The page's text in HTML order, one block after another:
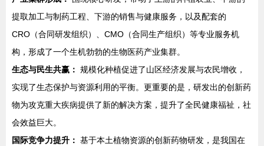
提取加工与制药工程、下游的销售与健康服务，以及配套的
CRO（合同研发组织）、CMO（合同生产组织）等专业服务机
构，形成了一个生机勃勃的生物医药产业集群。
生态与民生共赢： 规模化种植促进了山区经济发展与农民增收，
实现了生态保护与资源利用的平衡。更重要的是，研发出的创新药
物为攻克重大疾病提供了新的解决方案，提升了全民健康福祉，社
会效益巨大。
国际竞争力提升： 基于本土植物资源的创新药物研发，是我国在